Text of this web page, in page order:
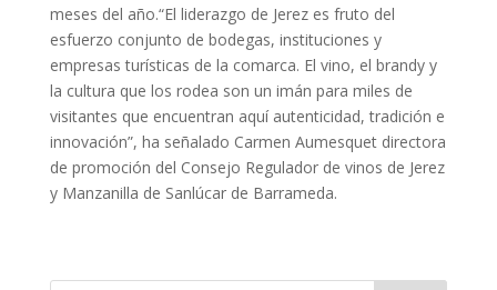
meses del año.“El liderazgo de Jerez es fruto del
esfuerzo conjunto de bodegas, instituciones y
empresas turísticas de la comarca. El vino, el brandy y
la cultura que los rodea son un imán para miles de
visitantes que encuentran aquí autenticidad, tradición e
innovación”, ha señalado Carmen Aumesquet directora
de promoción del Consejo Regulador de vinos de Jerez
y Manzanilla de Sanlúcar de Barrameda.